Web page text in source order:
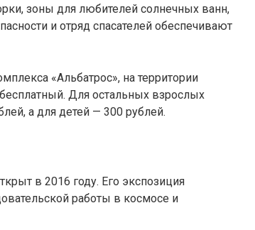
зоны для любителей солнечных ванн,
и отряд спасателей обеспечивают
«Альбатрос», на территории
Для остальных взрослых
а для детей — 300 рублей.
в 2016 году. Его экспозиция
работы в космосе и